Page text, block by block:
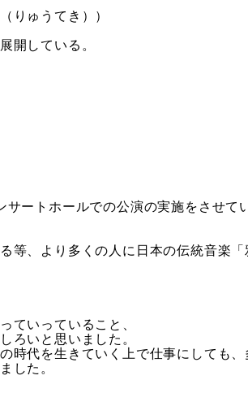
りゅうてき））
開している。
ートホールでの公演の実施をさせて
等、より多くの人に日本の伝統音楽
ていっていること、
ろいと思いました。
時代を生きていく上で仕事にしても
した。